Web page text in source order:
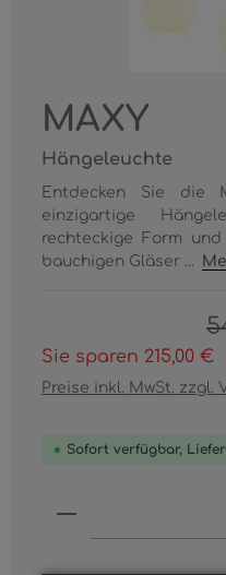
MAXY
Hängeleuchte
Entdecken Sie die
einzigartige
rechteckige Form
bauchigen Gläser ...
Sie sparen 215,00 €
Preise inkl. MwSt. zzgl.
Sofort verfügbar,
Produkt